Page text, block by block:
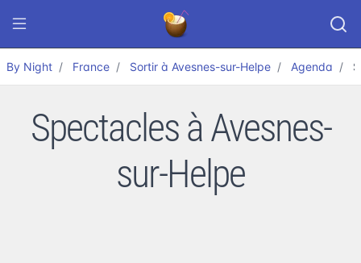
By Night France Sortir à Avesnes-sur-Helpe Agenda
Spectacles à Avesnes-
sur-Helpe